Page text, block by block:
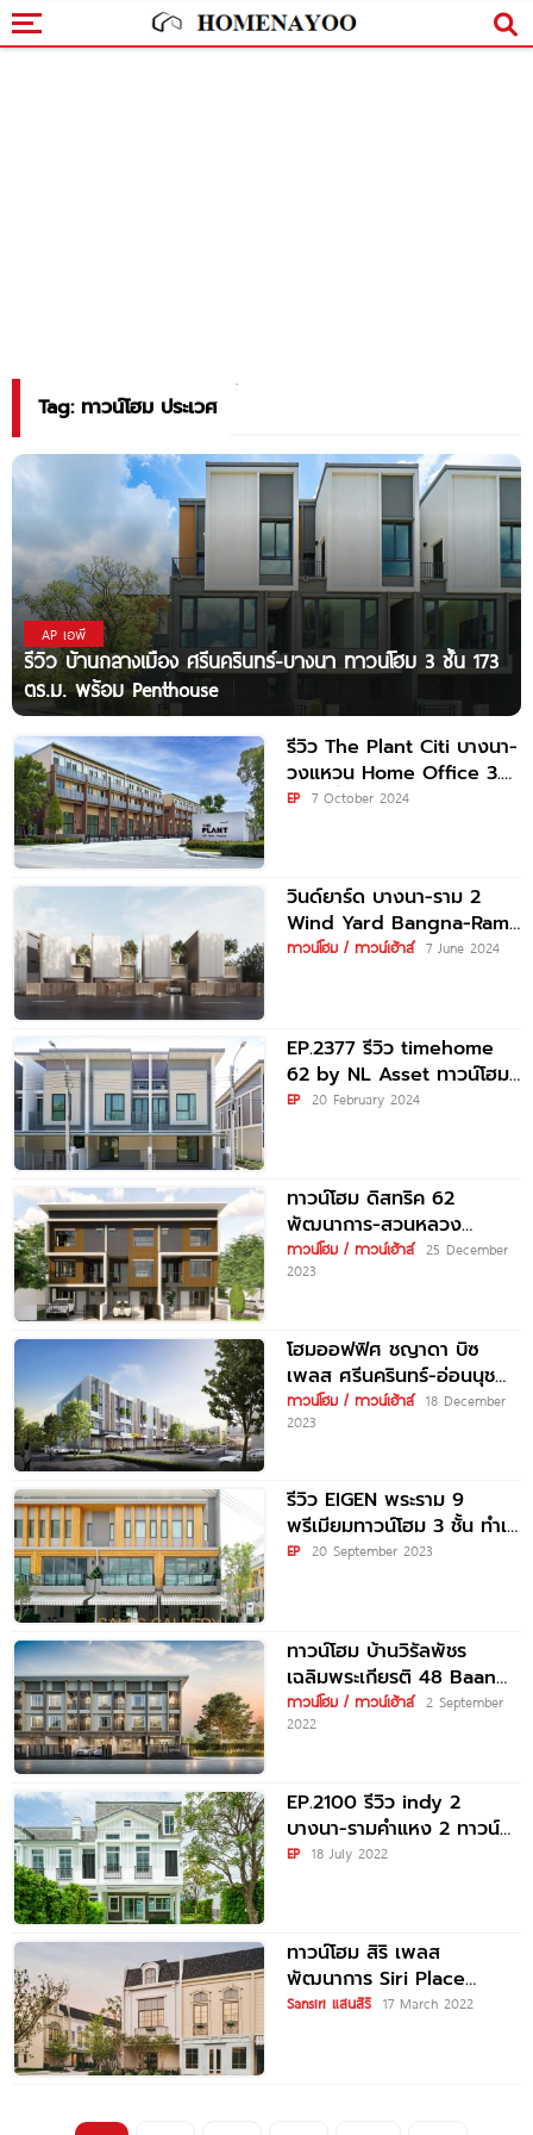
Tag: ทาวน์โฮม ประเวศ
AP เอพี
รีวิว บ้านกลางเมือง ศรีนครินทร์-บางนา ทาวน์โฮม 3 ชั้น 173
ตร.ม. พร้อม Penthouse
รีวิว The Plant Citi บางนา-
วงแหวน Home Office 3.5
ชั้น หนึ่งเดียวใจกลาง
EP 7 October 2024
วินด์ยาร์ด บางนา-ราม 2
Wind Yard Bangna-Ram
2 โฮมออฟฟิศและบ้านเดี่ยว
ทาวน์โฮม / ทาวน์เฮ้าส์ 7 June 2024
EP.2377 รีวิว timehome
62 by NL Asset ทาวน์โฮม
สไตล์ Simply
EP 20 February 2024
ทาวน์โฮม ดิสทริค 62
พัฒนาการ-สวนหลวง
District 62 Pattanakarn-
Suanluang ราคาเริ่ม 5.29
ทาวน์โฮม / ทาวน์เฮ้าส์ 25 December
2023
โฮมออฟฟิศ ชญาดา บิซ
เพลส ศรีนครินทร์-อ่อนนุช
Chayada Biz Place
Srinakarin-Onnut ราคาเริ่ม
ทาวน์โฮม / ทาวน์เฮ้าส์ 18 December
2023
รีวิว EIGEN พระราม 9
พรีเมียมทาวน์โฮม 3 ชั้น ทำเล
ดี ใกล้เมือง ใกล้ทางด่วน
EP 20 September 2023
ทาวน์โฮม บ้านวิรัลพัชร
เฉลิมพระเกียรติ 48 Baan
Wiranphat Chaloem
Phrakiat 48 เริ่ม
ทาวน์โฮม / ทาวน์เฮ้าส์ 2 September
2022
EP.2100 รีวิว indy 2
บางนา-รามคำแหง 2 ทาวน์
โฮมรุ่นใหม่ ท่ามกลาง
EP 18 July 2022
ทาวน์โฮม สิริ เพลส
พัฒนาการ Siri Place
Pattanakarn ทาวน์โฮมสไตล์
Sansiri แสนสิริ 17 March 2022